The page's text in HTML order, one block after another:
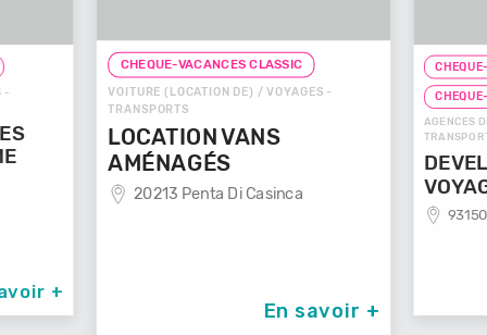
-
+
CHEQUE-VACANCES CLASSIC
VOITURE (LOCATION DE) / VOYAGES -
TRANSPORTS
LOCATION VANS
AMÉNAGÉS
20213 Penta Di Casinca
En savoir +
AGENCES